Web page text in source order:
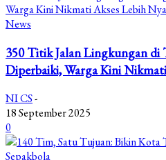
News
350 Titik Jalan Lingkungan di
Diperbaiki, Warga Kini
NI CS-
18 September 2025
0